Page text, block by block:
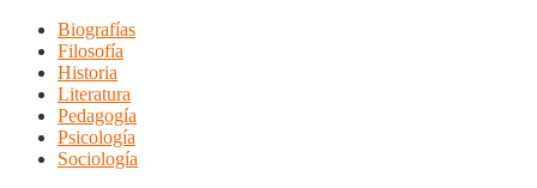
Biografías
Filosofía
Historia
Literatura
Pedagogía
Psicología
Sociología